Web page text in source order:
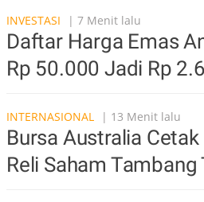
INVESTASI | 7 Menit lalu
Daftar Harga Emas
Rp 50.000 Jadi Rp
INTERNASIONAL | 13 Menit lalu
Bursa Australia
Reli Saham